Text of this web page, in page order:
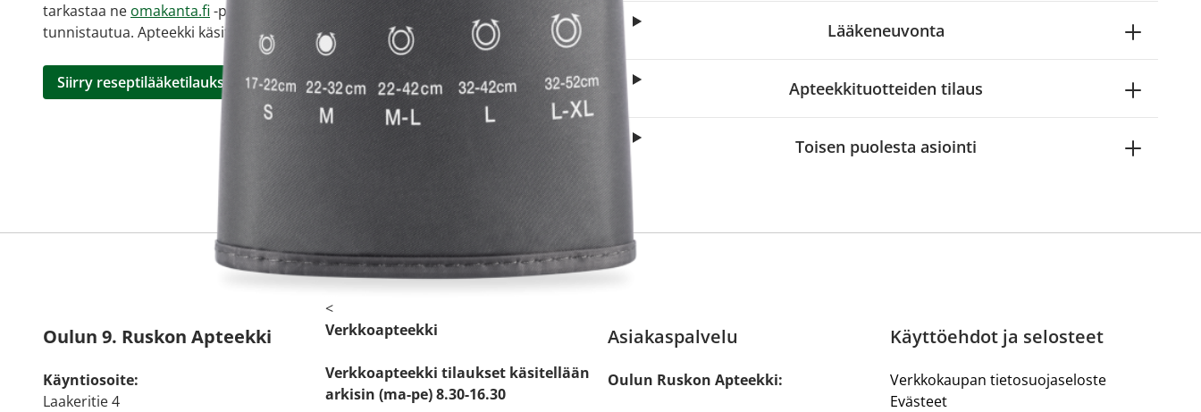
tarkastaa ne omakanta.fi -palvelusta. Tilausta varten sinun pitää ensin
tunnistautua. Apteekki käsittelee tilauksesi, jonka jälkeen voit maksaa ostoksesi.
Siirry reseptilääketilaukseen
Lääkeneuvonta
Apteekkituotteiden tilaus
Toisen puolesta asiointi
Oulun 9. Ruskon Apteekki
Käyntiosoite:
Laakeritie 4
<
Verkkoapteekki
Verkkoapteekki tilaukset käsitellään
arkisin (ma-pe) 8.30-16.30
Asiakaspalvelu
Oulun Ruskon Apteekki:
Käyttöehdot ja selosteet
Verkkokaupan tietosuojaseloste
Evästeet